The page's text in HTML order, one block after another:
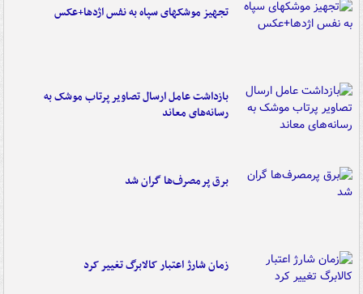
تجهیز موشکهای سپاه به نفس اژدها+عکس
بازداشت عامل ارسال تصاویر پرتاب موشک به
رسانه‌های معاند
برق پرمصرف‌ها گران شد
زمان شارژ اعتبار کالابرگ تغییر کرد